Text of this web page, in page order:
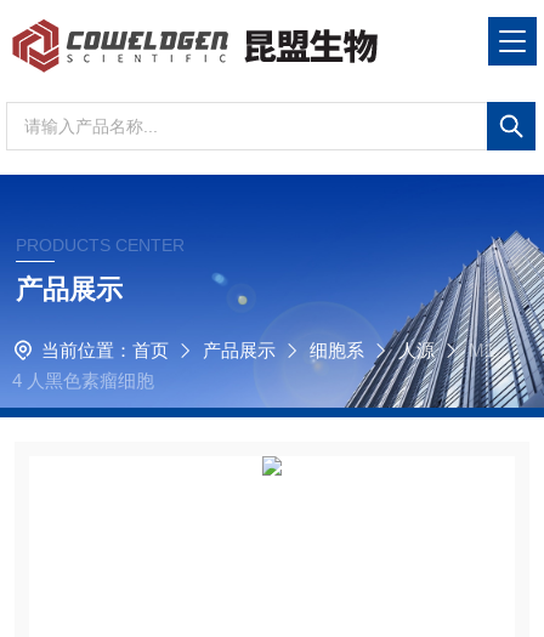
PRODUCTS CENTER
产品展示
当前位置： 首页 产品展示 细胞系 人源
M1
4 人黑色素瘤细胞